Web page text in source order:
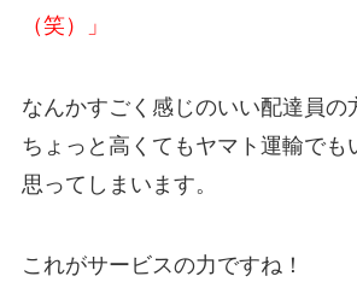
（笑）」
なんかすごく感じのいい配達員の
ちょっと高くてもヤマト運輸でも
思ってしまいます。
これがサービスの力ですね！